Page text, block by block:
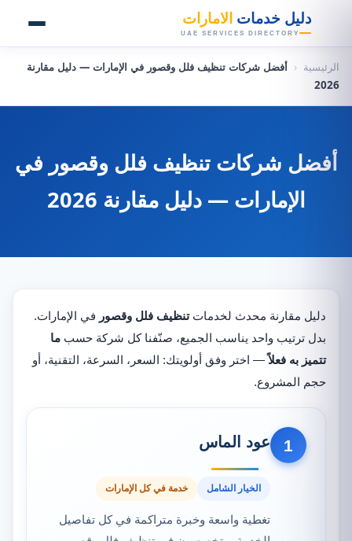
دليل خدمات الامارات
UAE SERVICES DIRECTORY
الرئيسية ‹ أفضل شركات تنظيف فلل وقصور في الإمارات — دليل مقارنة
2026
أفضل شركات تنظيف فلل وقصور في
الإمارات — دليل مقارنة 2026
دليل مقارنة محدث لخدماتتنظيف فلل وقصور في الإمارات.
بدل ترتيب واحد يناسب الجميع، صنّفنا كل شركة حسب ما
تتميز به فعلاً— اختر وفق أولويتك: السعر، السرعة، التقنية، أو
حجم المشروع.
1 عود الماس
الخيار الشامل خدمة في كل الإمارات
تغطية واسعة وخبرة متراكمة في كل تفاصيل